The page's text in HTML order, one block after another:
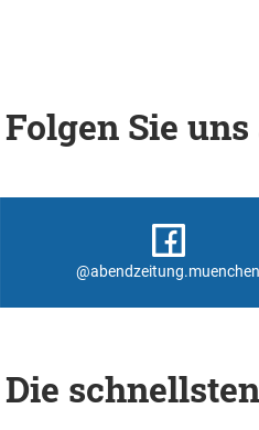
Folgen Sie uns
@abendzeitung.muenchen
Die